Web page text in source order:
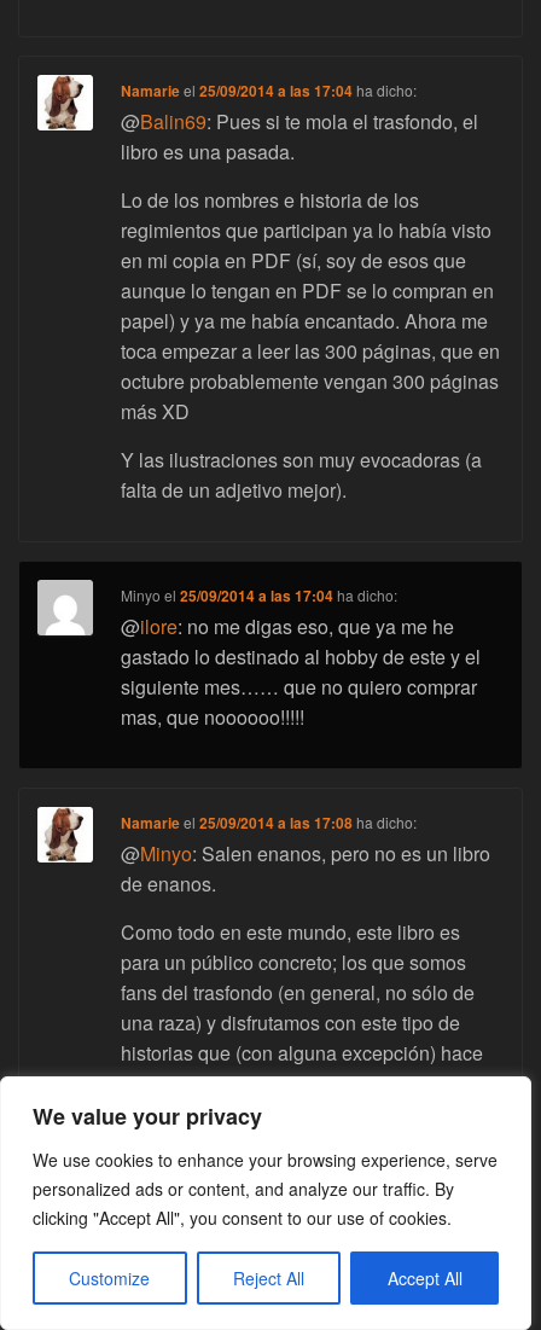
We value your privacy
We use cookies to enhance your browsing experience, serve
personalized ads or content, and analyze our traffic. By
clicking "Accept All", you consent to our use of cookies.
Customize Reject All Accept All
Namarieel25/09/2014 a las 17:04 ha dicho:
@Balin69: Pues si te mola el trasfondo, el
libro es una pasada.
Lo de los nombres e historia de los
regimientos que participan ya lo había visto
en mi copia en PDF (sí, soy de esos que
aunque lo tengan en PDF se lo compran en
papel) y ya me había encantado. Ahora me
toca empezar a leer las 300 páginas, que en
octubre probablemente vengan 300 páginas
más XD
Y las ilustraciones son muy evocadoras (a
falta de un adjetivo mejor).
Minyo el25/09/2014 a las 17:04 ha dicho:
@ilore: no me digas eso, que ya me he
gastado lo destinado al hobby de este y el
siguiente mes…… que no quiero comprar
mas, que noooooo!!!!!
Namarieel25/09/2014 a las 17:08 ha dicho:
@Minyo: Salen enanos, pero no es un libro
de enanos.
Como todo en este mundo, este libro es
para un público concreto; los que somos
fans del trasfondo (en general, no sólo de
una raza) y disfrutamos con este tipo de
historias que (con alguna excepción) hace
que nos metamos más en los personajes de
las miniaturas cuando jugamos.
A mí me ha encantado, pero entiendo que
haya gente que no le pitufe el libro.
Guybrush Snake 25/09/2014 a las 17:19